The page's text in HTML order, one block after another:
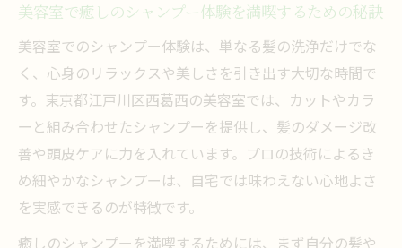
美容室のヘアケアシャンプーで美髪を目指
すポイント
ヘアケア意識の高い女性に選ばれる美容室
シャンプー
リラックスしたい方へ贈る至福のシャンプー時
間
美容室シャンプーが叶える心地よいリラク
ゼーション体験
美容室で癒しのシャンプー体験を満喫するための秘訣
美容室でのシャンプー体験は、単なる髪の洗浄だけでな
く、心身のリラックスや美しさを引き出す大切な時間で
す。東京都江戸川区西葛西の美容室では、カットやカラ
ーと組み合わせたシャンプーを提供し、髪のダメージ改
善や頭皮ケアに力を入れています。プロの技術によるき
め細やかなシャンプーは、自宅では味わえない心地よさ
を実感できるのが特徴です。
癒しのシャンプーを満喫するためには、まず自分の髪や